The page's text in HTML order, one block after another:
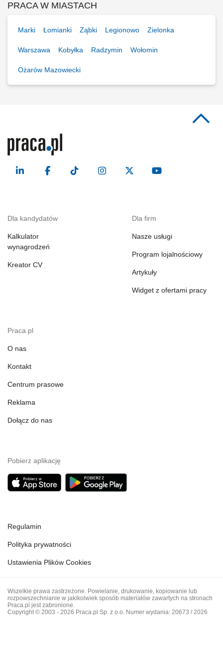
PRACA W MIASTACH
Marki Łomianki Ząbki Legionowo Zielonka
Warszawa Kobyłka Radzymin Wołomin
Ożarów Mazowiecki
Dla kandydatów
Kalkulator
wynagrodzeń
Kreator CV
Dla firm
Nasze usługi
Program lojalnościowy
Artykuły
Widget z ofertami pracy
Praca.pl
O nas
Kontakt
Centrum prasowe
Reklama
Dołącz do nas
Pobierz aplikację
Regulamin
Polityka prywatności
Ustawienia Plików Cookies
Wszelkie prawa zastrzeżone. Powielanie, drukowanie, kopiowanie lub
rozpowszechnianie w jakikolwiek sposób materiałów zawartych na stronach
Praca.pl jest zabronione.
Copyright © 2003 - 2026 Praca.pl Sp. z o.o. Numer wydania: 20673 / 2026